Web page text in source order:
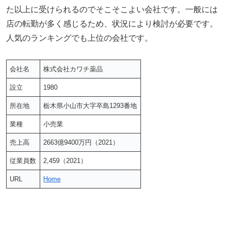
た以上に受けられるのでそこそこよい会社です。一般には
店の転勤が多く感じるため、状況により検討が必要です。
人気のランキングでも上位の会社です。
会社名 株式会社カワチ薬品
設立 1980
所在地 栃木県小山市大字卒島1293番地
業種 小売業
売上高 2663億9400万円（2021）
従業員数 2,459（2021）
URL Home